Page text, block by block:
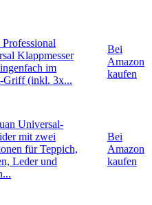
Klappmesser
im
Griff (inkl. 3x...
Bei
Amazon
kaufen
Universal-
mit zwei
für Teppich,
Leder und
Bei
Amazon
kaufen